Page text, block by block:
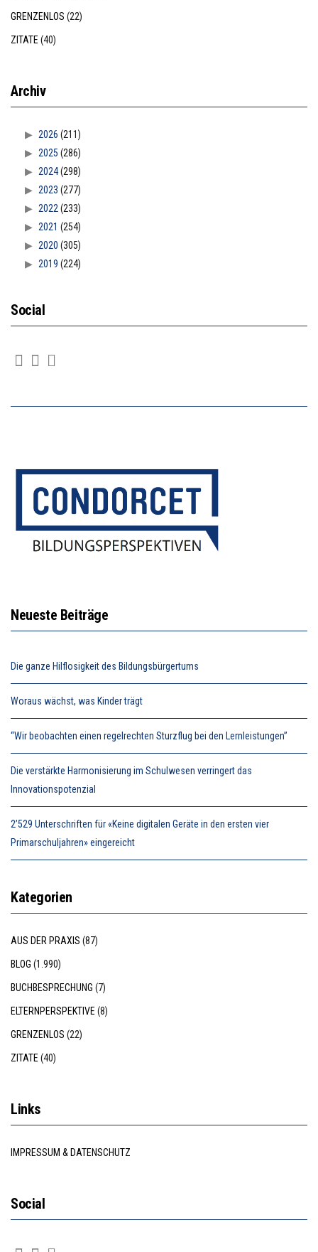
GRENZENLOS (22)
ZITATE(40)
Archiv
2026 (211)
2025 (286)
2024(298)
2023 (277)
2022(233)
2021 (254)
2020 (305)
2019 (224)
Social
Neueste Beiträge
Die ganze Hilflosigkeit des Bildungsbürgertums
Woraus wächst, was Kinder trägt
“Wir beobachten einen regelrechten Sturzflug bei den Lernleistungen”
Die verstärkte Harmonisierung im Schulwesen verringert das
Innovationspotenzial
2’529 Unterschriften für «Keine digitalen Geräte in den ersten vier
Primarschuljahren» eingereicht
Kategorien
AUS DER PRAXIS (87)
BLOG (1.990)
BUCHBESPRECHUNG (7)
ELTERNPERSPEKTIVE (8)
GRENZENLOS (22)
ZITATE (40)
Links
IMPRESSUM & DATENSCHUTZ
Social